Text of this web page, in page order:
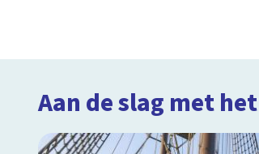
Aan de slag met